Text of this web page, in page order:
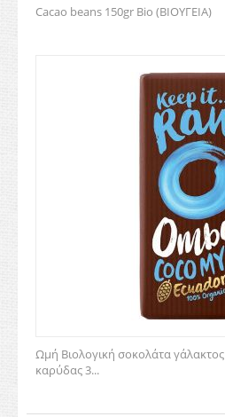
Cacao beans 150gr Bio (ΒΙΟΥΓΕΙΑ)
Ωμή Βιολογική σοκολάτα γάλακτος
καρύδας 3...